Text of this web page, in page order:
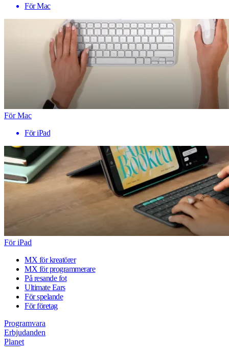
För Mac
För Mac
För iPad
För iPad
MX för kreatörer
MX för programmerare
På resande fot
Ultimate Ears
För spelande
För företag
Programvara
Erbjudanden
Planet